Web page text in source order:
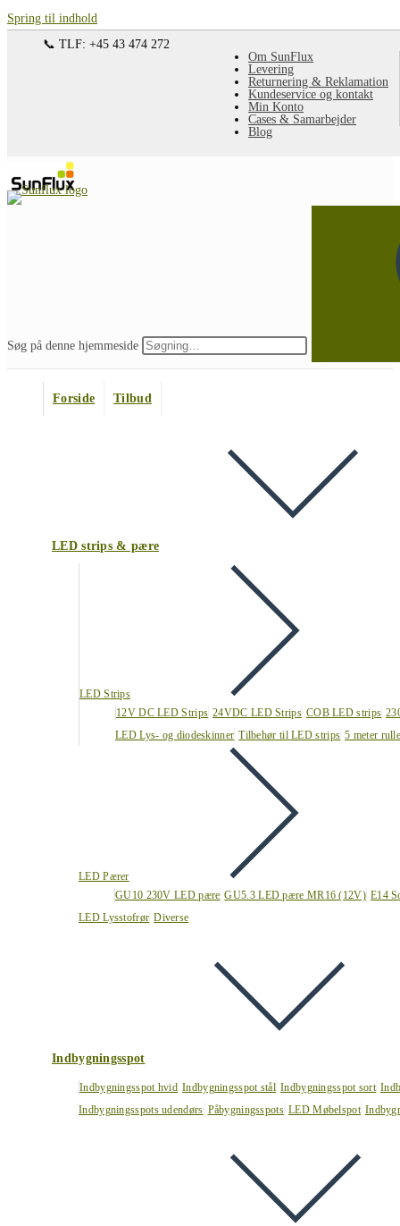
Spring til indhold
Om SunFlux
Levering
Returnering & Reklamation
Kundeservice og kontakt
Min Konto
Cases & Samarbejder
Blog
📞 TLF: +45 43 474 272
Søg på denne hjemmeside
Forside Tilbud
LED strips & pære
LED Strips
12V DC LED Strips 24VDC LED Strips COB LED strips
LED Lys- og diodeskinner Tilbehør til LED strips 5 meter
LED Pærer
GU10 230V LED pære GU5.3 LED pære MR16 (12V) E14
LED Lysstofrør Diverse
Indbygningsspot
Indbygningsspot hvid Indbygningsspot stål Indbygningsspot sort
Indbygningsspots udendørs Påbygningsspots LED Møbelspot